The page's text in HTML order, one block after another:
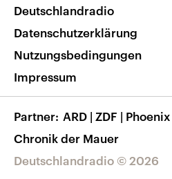
Nachrichten App
Frequenzen
Veranstaltungen
Musikliste
RSS
Barrierefreiheit
Deutschlandradio © 2026
Deutschlandradio
Datenschutzerklärung
Nutzungsbedingungen
Impressum
Partner ARD | ZDF | Phoenix
Chronik der Mauer